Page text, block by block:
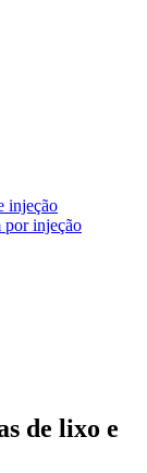
injeção
por injeção
de lixo e